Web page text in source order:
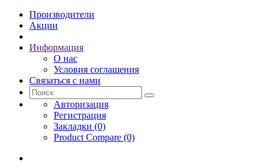
Производители
Акции
Информация
О нас
Условия соглашения
Связаться с нами
Авторизация
Регистрация
Закладки (0)
Product Compare (0)